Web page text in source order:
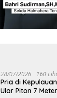
28/07/2026 160
Pria di
Ular Piton 7 Meter